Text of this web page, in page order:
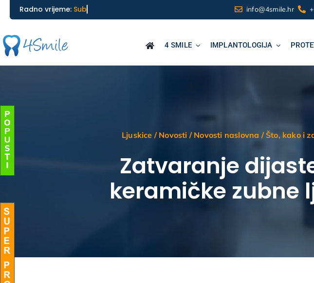
________________________________________
to
Radno vrijeme: info@4smile.hr
4 SMILE IMPLANTOLOGIJA
Ljuskice / Novosti / Novosti naslovna / Što, kako i
Zatvaranje
keramičke zubne